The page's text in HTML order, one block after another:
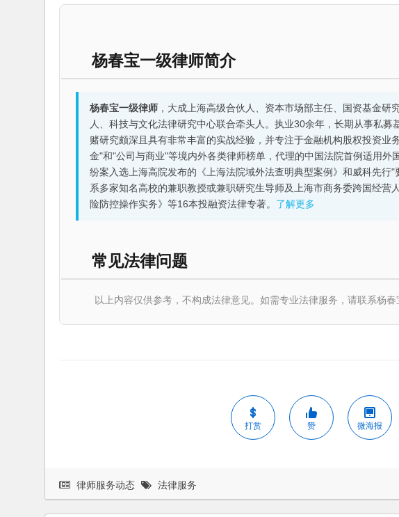
杨春宝一级律师简介
杨春宝一级律师，大成上海高级合伙人、资本市场部主任、国资基金研
人、科技与文化法律研究中心联合牵头人。执业30余年，长期从事私
赌研究颇深且具有非常丰富的实战经验，并专注于金融机构股权投资
金"和"公司与商业"等境内外各类律师榜单，代理的中国法院首例适用外
纷案入选上海高院发布的《上海法院域外法查明典型案例》和威科先行"
系多家知名高校的兼职教授或兼职研究生导师及上海市商务委跨国经营
险防控操作实务》等16本投融资法律专著。 了解更多
常见法律问题
以上内容仅供参考，不构成法律意见。如需专业法律服务，请联系杨
打赏 赞 微海报
律师服务动态 法律服务